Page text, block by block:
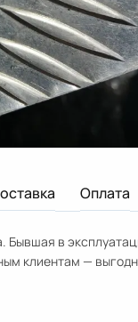
Оплата
в
клиентам —